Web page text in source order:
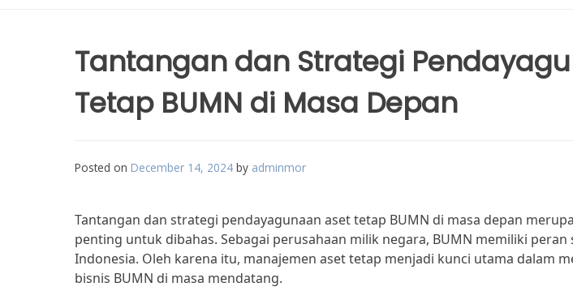
Tantangan dan Strategi
Tetap BUMN di Masa Depan
Posted on December 14, 2024 by adminmor
Tantangan dan strategi pendayagunaan aset tetap BUMN di masa depan
penting untuk dibahas. Sebagai perusahaan milik negara, BUMN memiliki
Indonesia. Oleh karena itu, manajemen aset tetap menjadi kunci utama dalam
bisnis BUMN di masa mendatang.